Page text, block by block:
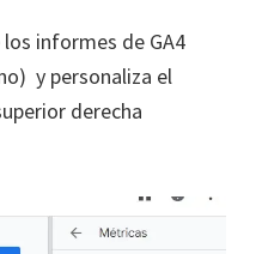
informes de GA4
y personaliza el
derecha